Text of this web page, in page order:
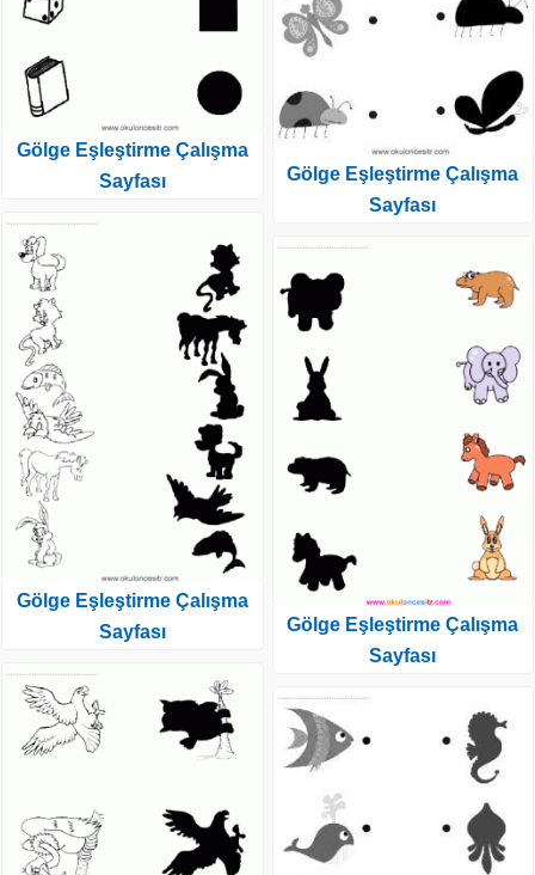
Gölge Eşleştirme Çalışma
Sayfası
Gölge Eşleştirme Çalışma
Sayfası
Gölge Eşleştirme Çalışma
Sayfası
Gölge Eşleştirme Çalışma
Sayfası